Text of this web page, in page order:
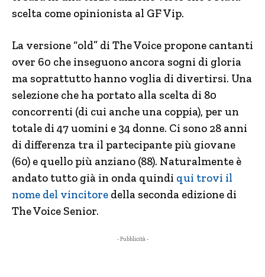
scelta come opinionista al GF Vip.
La versione “old” di The Voice propone cantanti
over 60 che inseguono ancora sogni di gloria
ma soprattutto hanno voglia di divertirsi. Una
selezione che ha portato alla scelta di 80
concorrenti (di cui anche una coppia), per un
totale di 47 uomini e 34 donne. Ci sono 28 anni
di differenza tra il partecipante più giovane
(60) e quello più anziano (88). Naturalmente è
andato tutto già in onda quindi qui trovi il
nome del vincitore della seconda edizione di
The Voice Senior.
- Pubblicità -